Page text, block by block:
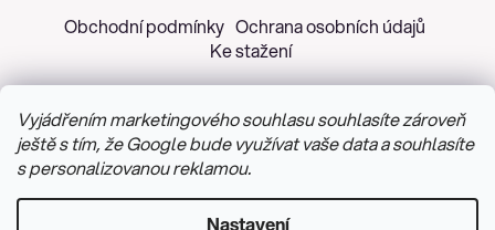
Vyjádřením marketingového souhlasu souhlasíte zároveň
ještě s tím, že Google bude využívat vaše data a souhlasíte
s personalizovanou reklamou.
Nastavení
Obchodní podmínky Ochrana osobních údajů
Ke stažení
Upravit nastavení cookies